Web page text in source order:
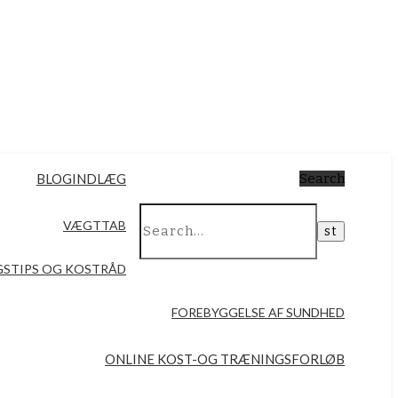
Search
BLOGINDLÆG
VÆGTTAB
OG KOSTRÅD
FOREBYGGELSE AF SUNDHED
ONLINE KOST-OG TRÆNINGSFORLØB